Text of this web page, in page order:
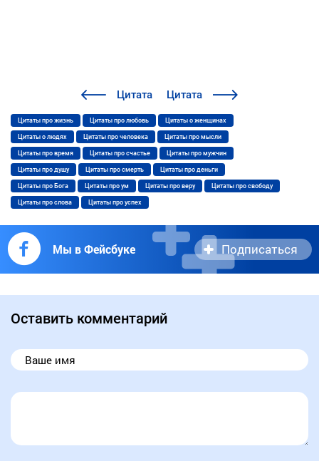
Цитата Цитата
Цитаты про жизнь Цитаты про любовь Цитаты о женщинах
Цитаты о людях Цитаты про человека Цитаты про мысли
Цитаты про время Цитаты про счастье Цитаты про мужчин
Цитаты про душу Цитаты про смерть Цитаты про деньги
Цитаты про Бога Цитаты про ум Цитаты про веру Цитаты про свободу
Цитаты про слова Цитаты про успех
Мы в Фейсбуке Подписаться
Оставить комментарий